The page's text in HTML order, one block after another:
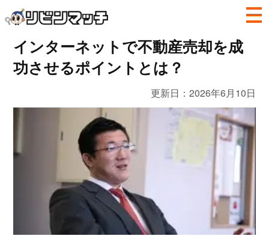
インターネットで不動産売却を成
功させるポイントとは？
更新日：2026年6月10日